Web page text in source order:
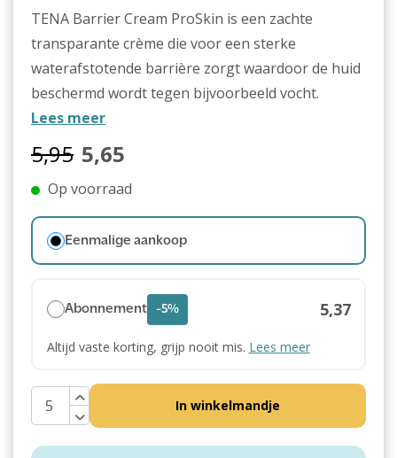
TENA Barrier Cream ProSkin is een zachte
transparante crème die voor een sterke
waterafstotende barrière zorgt waardoor de huid
beschermd wordt tegen bijvoorbeeld vocht.
Lees meer
5,95 5,65
Op voorraad
Eenmalige aankoop
Abonnement -5% 5,37
Altijd vaste korting, grijp nooit mis. Lees meer
In winkelmandje